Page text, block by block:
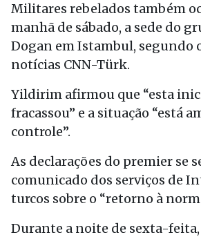
Militares rebelados também
manhã de sábado, a sede do
Dogan em Istambul, segundo
notícias CNN-Türk.
Yildirim afirmou que “esta
fracassou” e a situação “está
controle”.
As declarações do premier se
comunicado dos serviços de
turcos sobre o “retorno à
Durante a noite de sexta-